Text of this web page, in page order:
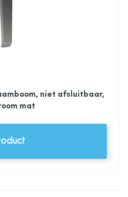
niet afsluitbaar,
mat